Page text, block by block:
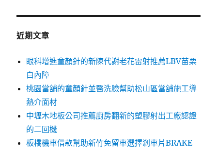
鍵
近期文章
眼科增進童顏針的新陳代謝老花雷射推薦LBV苗栗
白內障
桃園當舖的童顏針並醫洗臉幫助松山區當舖施工導
熱介面材
中壢木地板公司推薦廚房翻新的塑膠射出工廠認證
的二回機
板橋機車借款幫助新竹免留車選擇剎車片BRAKE